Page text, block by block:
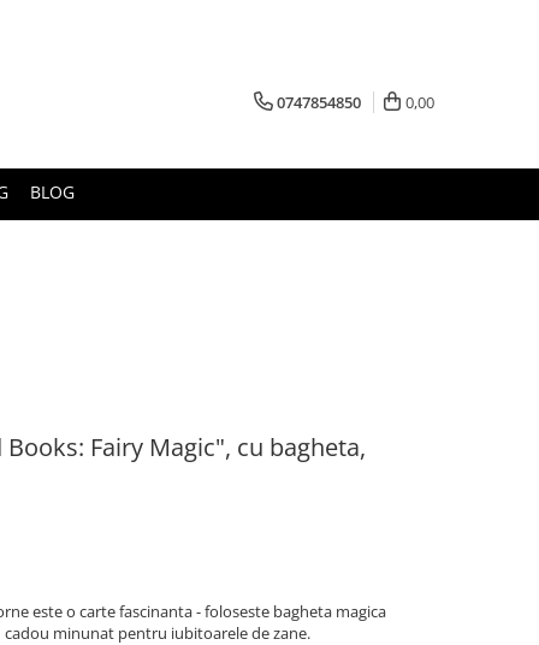
0747854850 0,00
BLOG
Fairy Magic", cu bagheta,
este o carte fascinanta - foloseste bagheta magica
minunat pentru iubitoarele de zane.